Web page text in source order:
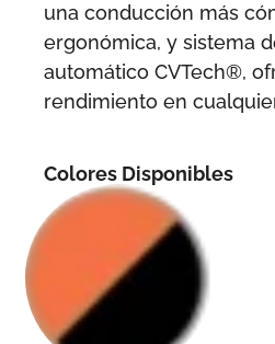
una conducción más
ergonómica, y sistema
automático CVTech®,
rendimiento en
Colores Disponibles